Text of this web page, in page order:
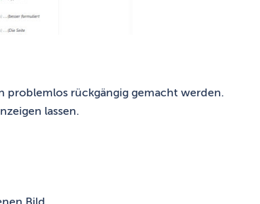
problemlos rückgängig gemacht werden.
lassen.